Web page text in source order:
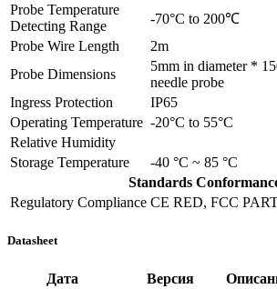
Probe Temperature
Detecting Range
-70°C to 200℃
Probe Wire Length
2m
Probe Dimensions
5mm in diameter *
needle probe
Ingress Protection
IP65
Operating Temperature -20°C to 55°C
Relative Humidity
Storage Temperature
-40 °C ~ 85 °C
Standards
Regulatory Compliance CE RED, FCC
Datasheet
Дата Версия